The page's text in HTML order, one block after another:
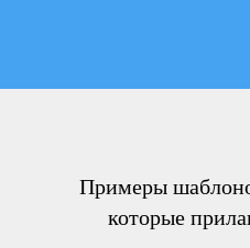
Примеры
которые